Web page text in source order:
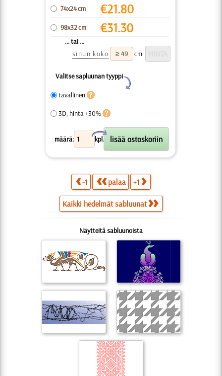
74x24 cm €21.80
98x32 cm €31.30
... tai ...
sinun koko
cm
Valitse sapluunan tyyppi
Y
tavallinen
3D, hinta +30%
määrä: kpl.
X
-1 palaa +1
Kaikki hedelmät sabluunat
Näytteitä sabluunoista